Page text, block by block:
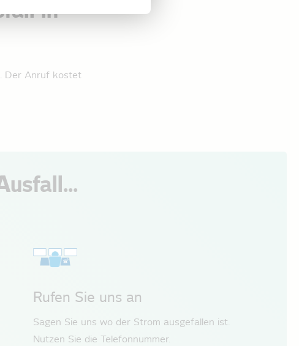
in
Der Anruf kostet
Rufen Sie uns an
Sagen Sie uns wo der Strom ausgefallen ist.
Nutzen Sie die Telefonnummer.